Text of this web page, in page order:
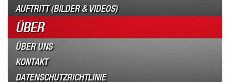
AUFTRITT (BILDER & VIDEOS)
ÜBER
ÜBER UNS
KONTAKT
DATENSCHUTZRICHTLINIE